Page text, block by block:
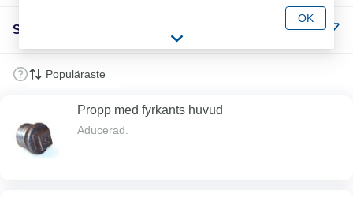
Svarta Rördelar (29)
Propp med fyrkants huvud
Aducerad.
OK